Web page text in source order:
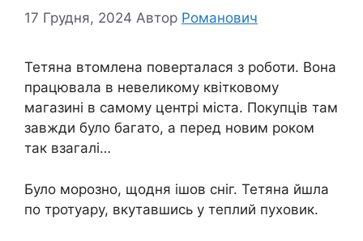
17 Грудня, 2024 Автор Романович
Тетяна втомлена поверталася з роботи. Вона
працювала в невеликому квітковому
магазині в самому центрі міста. Покупців там
завжди було багато, а перед новим роком
так взагалі…
Було морозно, щодня ішов сніг. Тетяна йшла
по тротуару, вкутавшись у теплий пуховик.